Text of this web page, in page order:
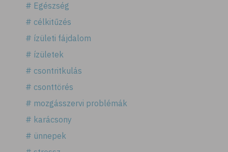
# Egészség
# célkitűzés
# ízületi fájdalom
# ízületek
# csontritkulás
# csonttörés
# mozgásszervi problémák
# karácsony
# ünnepek